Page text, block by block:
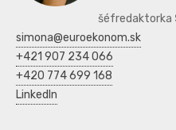
šéfredaktorka
simona@euroekonom.sk
+421 907 234 066
+420 774 699 168
LinkedIn